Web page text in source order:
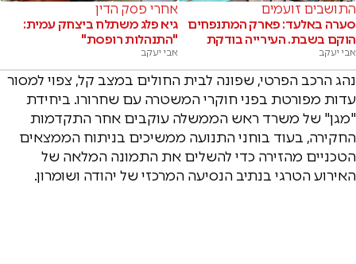
התושבים זועמים
סערה באלעד: פארק המתנפחים
הוקם בשבת. העירייה בודקת
אבי יעקב
אחרי פסק הדין
גיא פלג משתלח ביצחק עמית:
"התנהלות רופסת"
אבי יעקב
נהג הרכב הפרטי, שפונה לבית החולים במצב קל, צפוי למסור
עדות מפורטת בפני חוקרי המשטרה עם שחרורו. ביחידת
"מגן" של משרד ראש הממשלה עוקבים אחר התקדמות
החקירה, בעוד בוחני התנועה ממשיכים בניתוח הממצאים
הטכניים מהזירה כדי להשלים את התמונה המלאה של
האירוע הטרגי בנתיב הנסיעה המרכזי של יהודה ושומרון.